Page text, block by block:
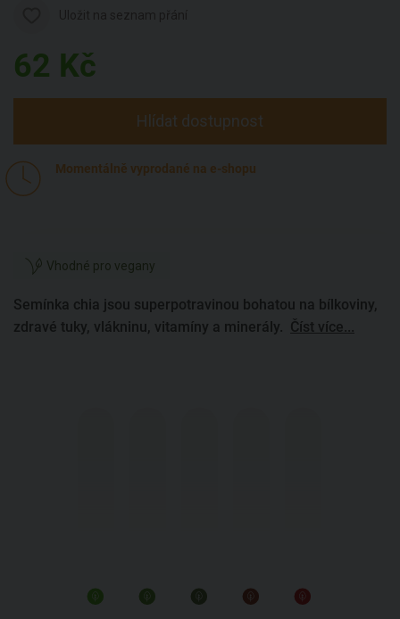
62 Kč
Hlídat dostupnost
Momentálně vyprodané na e-shopu
Vhodné pro vegany
Semínka chia jsou superpotravinou bohatou na bílkoviny,
zdravé tuky, vlákninu, vitamíny a minerály. Číst více...